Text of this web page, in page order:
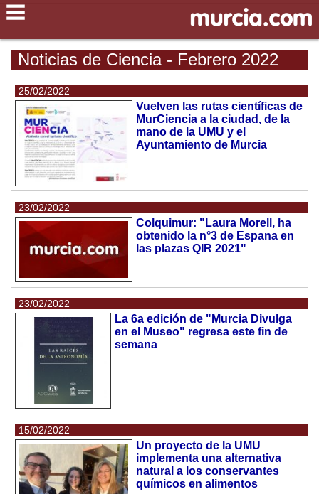
Noticias de Ciencia - Febrero 2022
25/02/2022
Vuelven las rutas científicas de
MurCiencia a la ciudad, de la
mano de la UMU y el
Ayuntamiento de Murcia
23/02/2022
Colquimur: "Laura Morell, ha
obtenido la n°3 de Espana en
las plazas QIR 2021"
23/02/2022
La 6a edición de "Murcia Divulga
en el Museo" regresa este fin de
semana
15/02/2022
Un proyecto de la UMU
implementa una alternativa
natural a los conservantes
químicos en alimentos